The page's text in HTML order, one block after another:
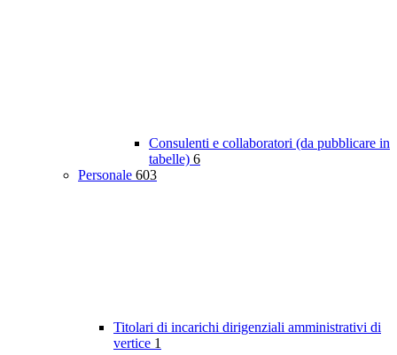
Consulenti e collaboratori (da pubblicare in
tabelle) 6
Personale 603
Titolari di incarichi dirigenziali amministrativi di
vertice 1